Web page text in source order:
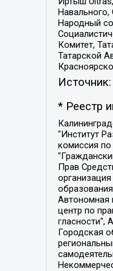
Народный
Комитет,
Татарской
Источник:
* Реестр
Калининградская региональная общественная организация "Экозащита!-Женсовет", Фонд содействия защите прав и свобод граждан "Общественный вердикт", Фонд "Институт Развития Свободы Информации", Частное учреждение "Информационное агентство МЕМО. РУ", Региональная общественная организация "Общественная комиссия по сохранению наследия академика Сахарова", Фонд поддержки свободы прессы, Санкт-Петербургская общественная правозащитная организация "Гражданский контроль", Межрегиональная общественная организация "Информационно-просветительский центр "Мемориал", Региональный Фонд "Центр Защиты Прав Средств Массовой Информации", с 05.12.2023 Фонд "Центр Защиты Прав Средств массовой информации", Региональная общественная